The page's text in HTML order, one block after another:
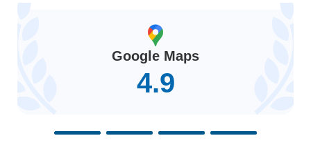
Google Maps
4.9